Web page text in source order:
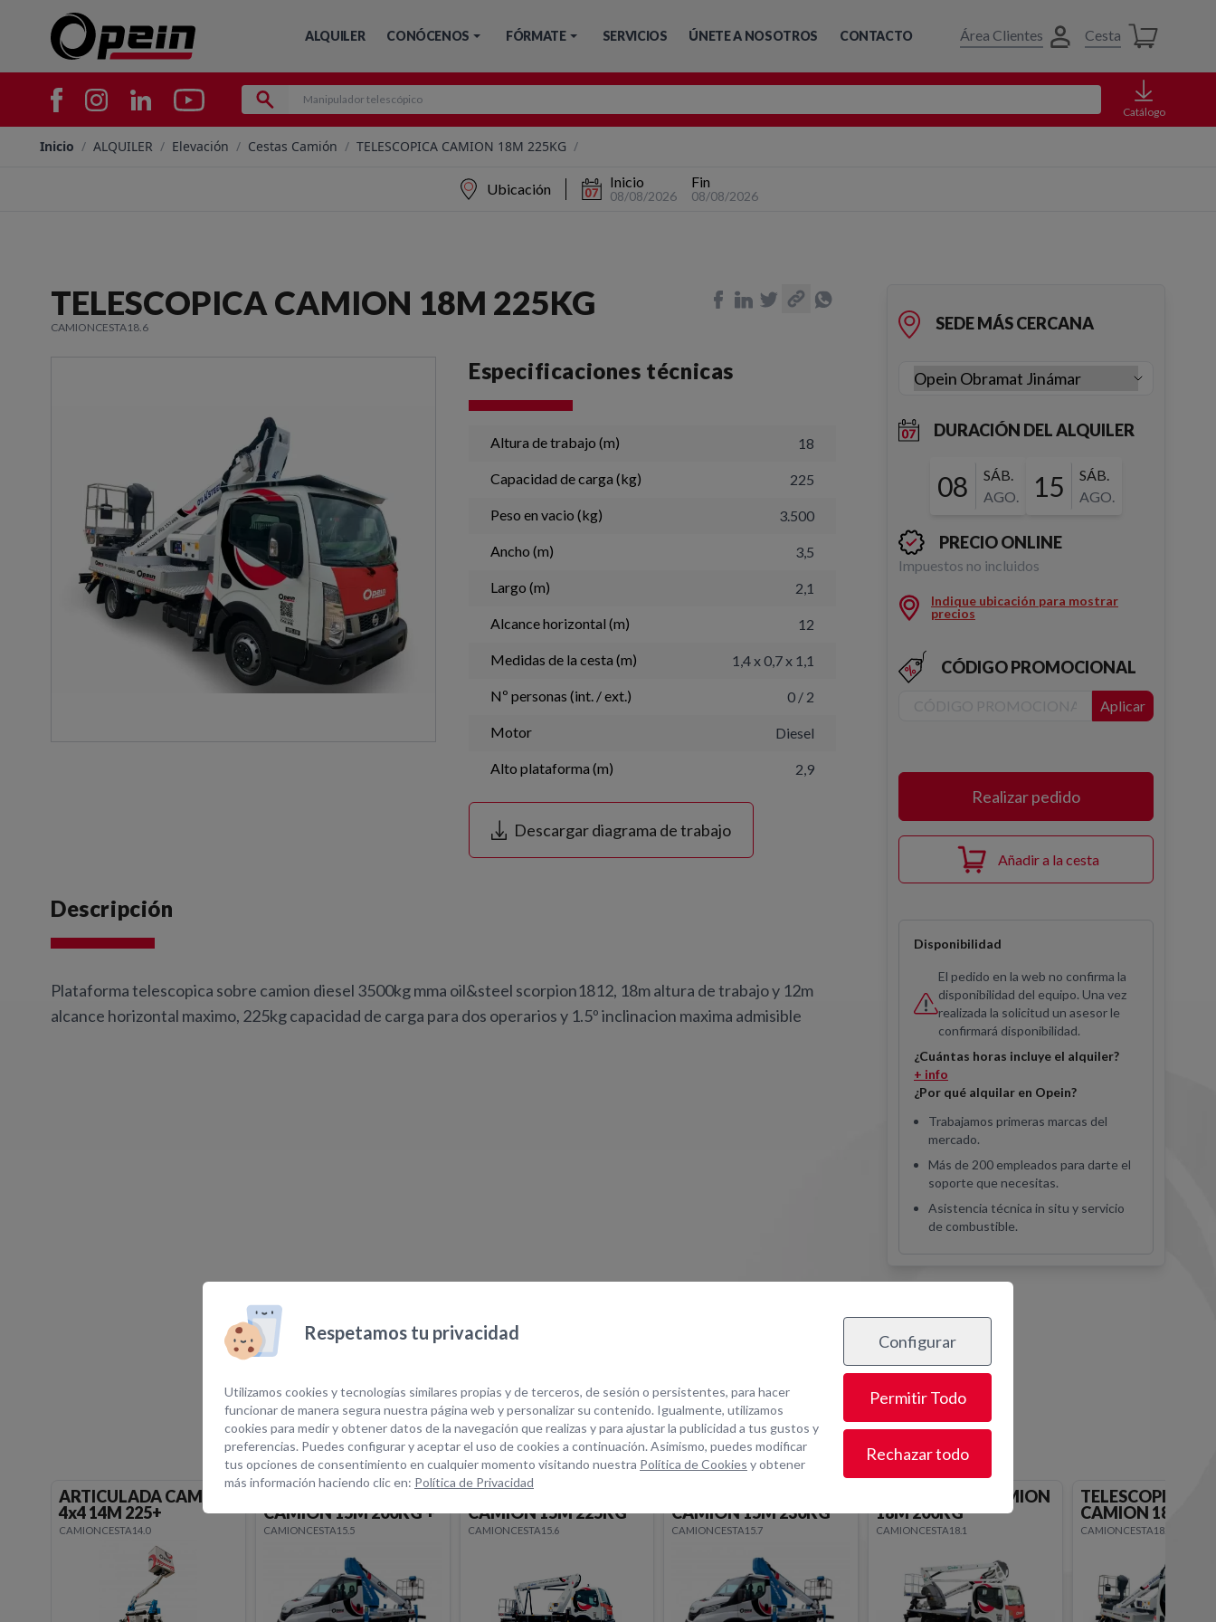
ALQUILER CONÓCENOS FÓRMATE SERVICIOS ÚNETE A NOSOTROS CONTACTO Área Clientes Cesta
Catálogo
Inicio / ALQUILER / Elevación / Cestas Camión / TELESCOPICA CAMION 18M 225KG /
Ubicación Inicio
08/08/2026
Fin
08/08/2026
TELESCOPICA CAMION 18M 225KG
CAMIONCESTA18.6
Especificaciones técnicas
Altura de trabajo (m) 18
Capacidad de carga (kg) 225
Peso en vacio (kg) 3.500
Ancho (m) 3,5
Largo (m) 2,1
Alcance horizontal (m) 12
Medidas de la cesta (m) 1,4 x 0,7 x 1,1
Nº personas (int. / ext.) 0 / 2
Motor Diesel
Alto plataforma (m) 2,9
Descargar diagrama de trabajo
Descripción
Plataforma telescopica sobre camion diesel 3500kg mma oil&steel scorpion1812, 18m altura de trabajo y 12m
alcance horizontal maximo, 225kg capacidad de carga para dos operarios y 1.5º inclinacion maxima admisible
SEDE MÁS CERCANA
DURACIÓN DEL ALQUILER
08
SÁB.
AGO.
15
SÁB.
AGO.
PRECIO ONLINE
Impuestos no incluidos
Indique ubicación para mostrar
precios
CÓDIGO PROMOCIONAL
Aplicar
Realizar pedido
Añadir a la cesta
Disponibilidad
El pedido en la web no confirma la
disponibilidad del equipo. Una vez
realizada la solicitud un asesor le
confirmará disponibilidad.
¿Cuántas horas incluye el alquiler?
+ info
¿Por qué alquilar en Opein?
Trabajamos primeras marcas del
mercado.
Más de 200 empleados para darte el
soporte que necesitas.
Asistencia técnica in situ y servicio
de combustible.
Equipos Relacionados
TELESCOPICA
CAMION 15M 200KG +
CAMIONCESTA15.5
CAMION 15M 225KG
CAMIONCESTA15.6
CAMION 15M 230KG
CAMIONCESTA15.7
18M 200KG
CAMIONCESTA18.1
CAMION 18M 225KG
CAMIONCESTA18.6
TELESCOPICA
CAMION 18M
CAMIONCESTA18.7
Respetamos tu privacidad
Utilizamos cookies y tecnologías similares propias y de terceros, de sesión o persistentes, para hacer
funcionar de manera segura nuestra página web y personalizar su contenido. Igualmente, utilizamos
cookies para medir y obtener datos de la navegación que realizas y para ajustar la publicidad a tus gustos y
preferencias. Puedes configurar y aceptar el uso de cookies a continuación. Asimismo, puedes modificar
tus opciones de consentimiento en cualquier momento visitando nuestra Política de Cookies y obtener
más información haciendo clic en: Política de Privacidad
Configurar
Permitir Todo
Rechazar todo